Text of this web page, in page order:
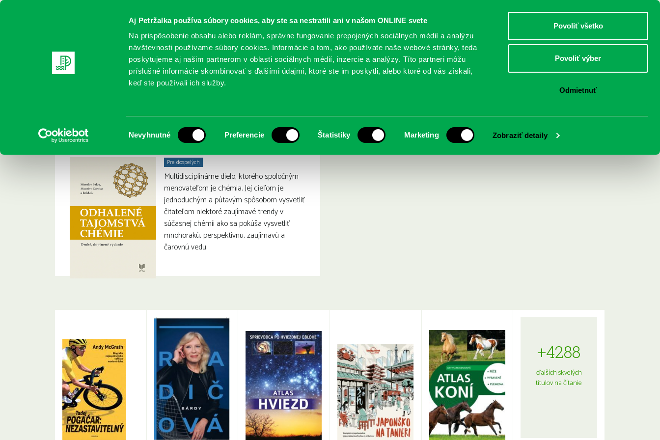
Aj Petržalka používa súbory cookies, aby ste sa nestratili ani v našom ONLINE svete
Na prispôsobenie obsahu alebo reklám, správne fungovanie prepojených sociálnych médií a analýzu
návštevnosti používame súbory cookies. Informácie o tom, ako používate naše webové stránky, teda
poskytujeme aj našim partnerom v oblasti sociálnych médií, inzercie a analýzy. Títo partneri môžu
príslušné informácie skombinovať s ďalšími údajmi, ktoré ste im poskytli, alebo ktoré od vás získali,
keď ste používali ich služby.
súhlasu
Nevyhnutné Preferencie Štatistiky Marketing Zobraziť detaily
Povoliť všetko
Povoliť výber
Odmietnuť
DOSPELÍ
REGISTRUJTE SA ONLINE KATALÓGY SLUŽBY PODUJATIA POBOČKY O KNIŽNICI
Balog, Miroslav: Odhalené tajomstvá chémie
Pre dospelých
Multidisciplinárne dielo, ktorého spoločným
menovateľom je chémia. Jej cieľom je
jednoduchým a pútavým spôsobom vysvetliť
čitateľom niektoré zaujímavé trendy v
súčasnej chémii ako sa pokúša vysvetliť
mnohorakú, perspektívnu, zaujímavú a
čarovnú vedu.
+4288
ďalších skvelých
titulov na čítanie